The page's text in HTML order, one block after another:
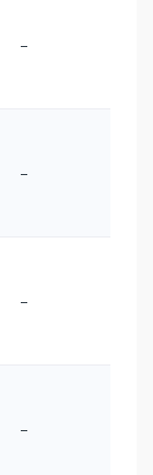
–
–
–
–